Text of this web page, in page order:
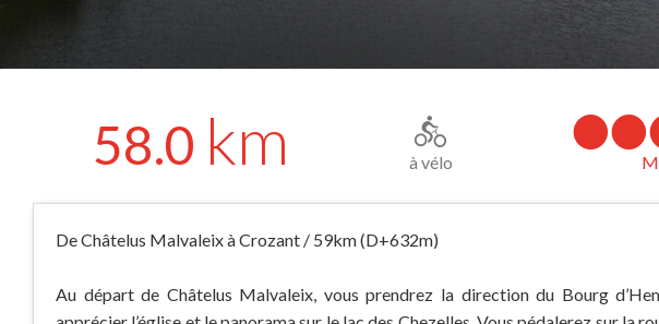
58.0 km à vélo
De Châtelus Malvaleix à Crozant / 59km (D+632m)
Au départ de Châtelus Malvaleix, vous prendrez la direction du Bourg